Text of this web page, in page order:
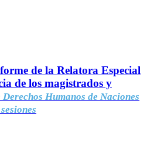
de la Relatora Especial
de los magistrados y
Derechos Humanos de Naciones